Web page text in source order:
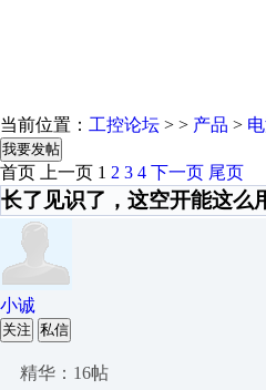
当前位置： 工控论坛 > > 产品 >
我要发帖
首页 上一页 1 2 3 4 下一页 尾页
长了见识了，这空开能这么
小诚
关注 私信
精华：16帖